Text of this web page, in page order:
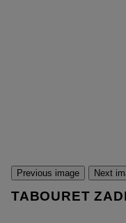
Previous image Next
TABOURET